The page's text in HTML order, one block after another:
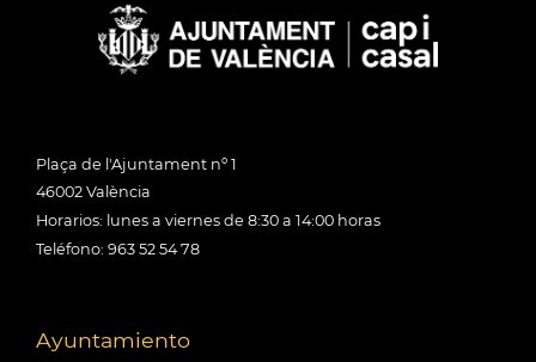
Plaça de l'Ajuntament nº 1
46002 València
Horarios: lunes a viernes de 8:30 a 14:00 horas
Teléfono: 963 52 54 78
Ayuntamiento